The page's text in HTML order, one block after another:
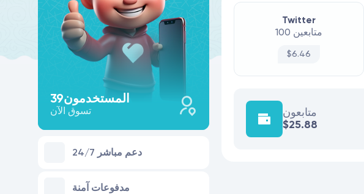
39المستخدمون
تسوق الآن
24/7 دعم مباشر
مدفوعات آمنة
Twitter
100 متابعين
$6.46
متابعون
$25.88